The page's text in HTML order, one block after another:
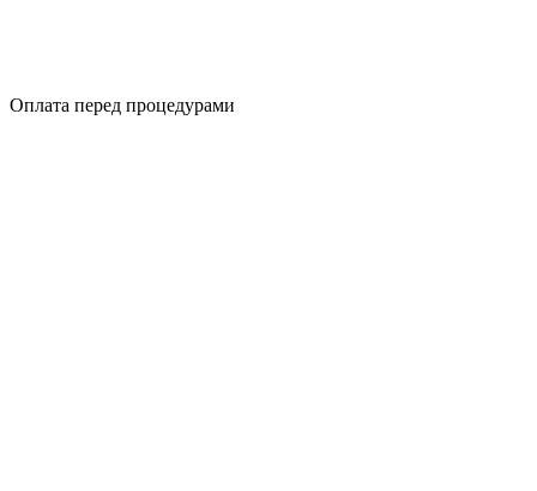
Оплата перед процедурами